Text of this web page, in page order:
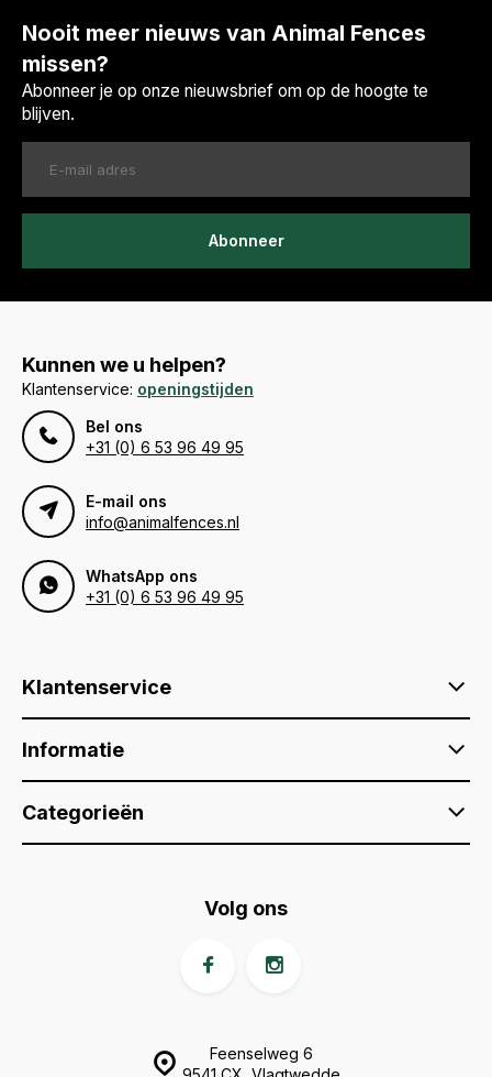
Nooit meer nieuws van Animal Fences
missen?
Abonneer je op onze nieuwsbrief om op de hoogte te
blijven.
Abonneer
Kunnen we u helpen?
Klantenservice: openingstijden
Bel ons
+31 (0) 6 53 96 49 95
E-mail ons
info@animalfences.nl
WhatsApp ons
+31 (0) 6 53 96 49 95
Klantenservice
Informatie
Categorieën
Feenselweg 6
Volg ons